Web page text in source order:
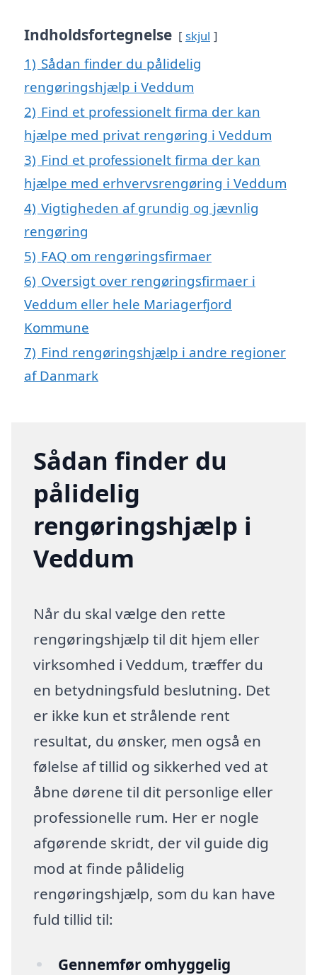
Indholdsfortegnelse skjul
1) Sådan finder du pålidelig
rengøringshjælp i Veddum
2) Find et professionelt firma der kan
hjælpe med privat rengøring i Veddum
3) Find et professionelt firma der kan
hjælpe med erhvervsrengøring i Veddum
4) Vigtigheden af grundig og jævnlig
rengøring
5) FAQ om rengøringsfirmaer
6) Oversigt over rengøringsfirmaer i
Veddum eller hele Mariagerfjord
Kommune
7) Find rengøringshjælp i andre regioner
af Danmark
Sådan finder du
pålidelig
rengøringshjælp i
Veddum
Når du skal vælge den rette
rengøringshjælp til dit hjem eller
virksomhed i Veddum, træffer du
en betydningsfuld beslutning. Det
er ikke kun et strålende rent
resultat, du ønsker, men også en
følelse af tillid og sikkerhed ved at
åbne dørene til dit personlige eller
professionelle rum. Her er nogle
afgørende skridt, der vil guide dig
mod at finde pålidelig
rengøringshjælp, som du kan have
fuld tillid til:
Gennemfør omhyggelig